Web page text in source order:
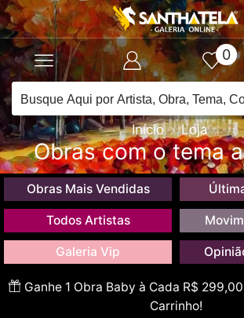
0
Início Loja
Obras com o tema
Obras Mais Vendidas
Todos Artistas
Galeria Vip
Ganhe 1 Obra Baby à Cada R$
Carrinho!